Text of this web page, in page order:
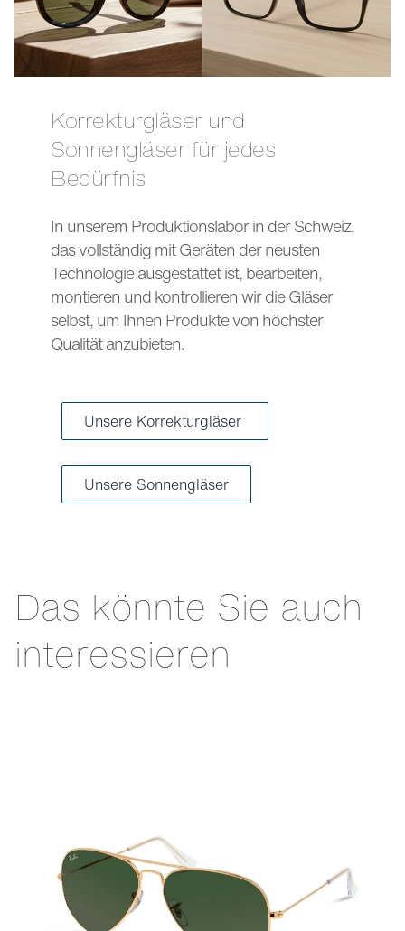
Korrekturgläser und
Sonnengläser für jedes
Bedürfnis
In unserem Produktionslabor in der Schweiz,
das vollständig mit Geräten der neusten
Technologie ausgestattet ist, bearbeiten,
montieren und kontrollieren wir die Gläser
selbst, um Ihnen Produkte von höchster
Qualität anzubieten.
Unsere Korrekturgläser
Unsere Sonnengläser
Das könnte Sie auch
interessieren